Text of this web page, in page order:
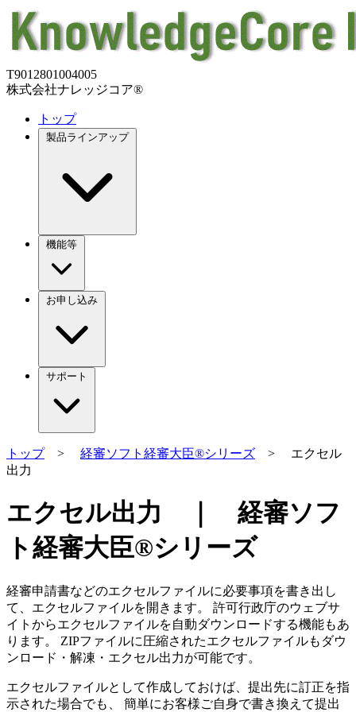
T9012801004005
株式会社ナレッジコア®
トップ
製品ラインアップ
機能等
お申し込み
サポート
トップ> 経審ソフト経審大臣®シリーズ > エクセル
出力
エクセル出力 ｜ 経審ソフ
ト経審大臣®シリーズ
経審申請書などのエクセルファイルに必要事項を書き出し
て、エクセルファイルを開きます。 許可行政庁のウェブサ
イトからエクセルファイルを自動ダウンロードする機能もあ
ります。 ZIPファイルに圧縮されたエクセルファイルもダウ
ンロード・解凍・エクセル出力が可能です。
エクセルファイルとして作成しておけば、提出先に訂正を指
示された場合でも、 簡単にお客様ご自身で書き換えて提出